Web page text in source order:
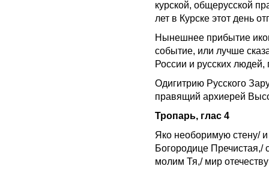
курской, общерусской
лет в Курске этот день
Нынешнее прибытие
событие, или лучше
России и русских
Одигитрию Русского
правящий архиерей
Тропарь, глас 4
Яко необоримую стену/
Богородице Пречистая,/
молим Тя,/ мир